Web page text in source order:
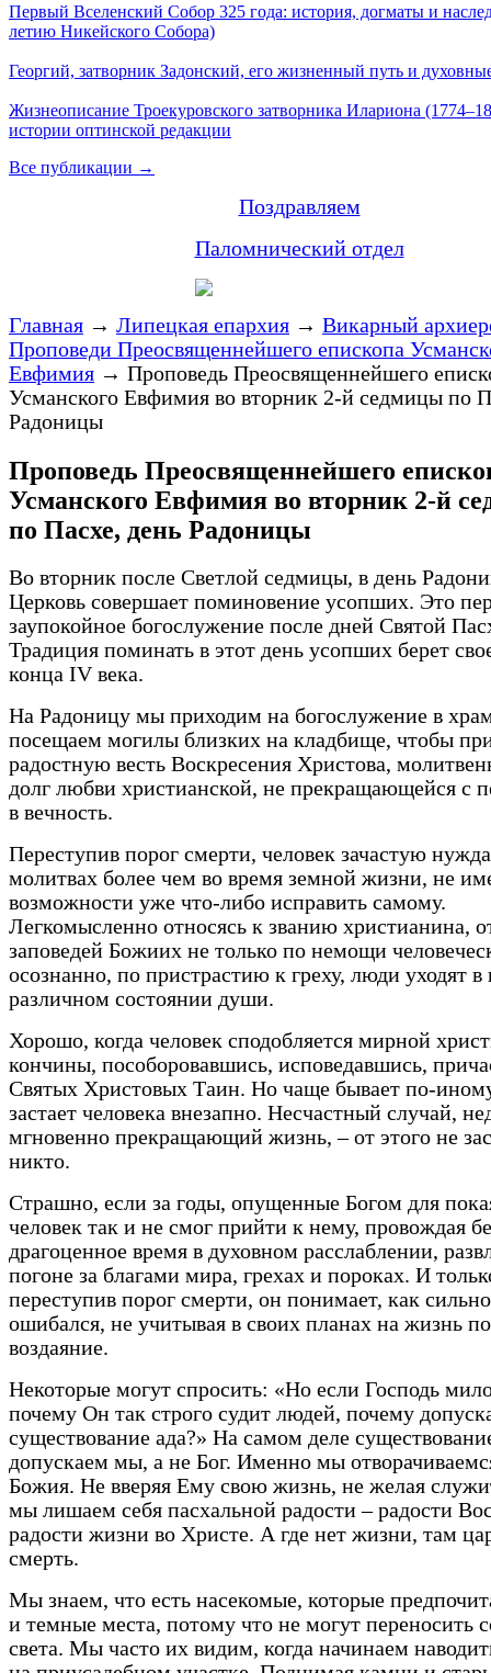
Первый Вселенский Собор 325 года: история, догматы и
летию Никейского Собора)
Георгий, затворник Задонский, его жизненный путь и
Жизнеописание Троекуровского затворника Илариона
истории оптинской редакции
Все публикации →
Поздравляем
Паломнический отдел
Главная → Липецкая епархия → Викарный
Проповеди Преосвященнейшего епископа
Евфимия → Проповедь Преосвященнейшего
Усманского Евфимия во вторник 2-й седмицы по
Радоницы
Проповедь Преосвященнейшего
Усманского Евфимия во вторник 2-й
по Пасхе, день Радоницы
Во вторник после Светлой седмицы, в день
Церковь совершает поминовение усопших. Это
заупокойное богослужение после дней Святой
Традиция поминать в этот день усопших берет
конца IV века.
На Радоницу мы приходим на богослужение в
посещаем могилы близких на кладбище, чтобы
радостную весть Воскресения Христова,
долг любви христианской, не прекращающейся с
в вечность.
Переступив порог смерти, человек зачастую
молитвах более чем во время земной жизни, не
возможности уже что-либо исправить самому.
Легкомысленно относясь к званию христианина,
заповедей Божиих не только по немощи
осознанно, по пристрастию к греху, люди уходят в
различном состоянии души.
Хорошо, когда человек сподобляется мирной
кончины, пособоровавшись, исповедавшись,
Святых Христовых Таин. Но чаще бывает по-
застает человека внезапно. Несчастный случай,
мгновенно прекращающий жизнь, – от этого не
никто.
Страшно, если за годы, опущенные Богом для
человек так и не смог прийти к нему, провождая
драгоценное время в духовном расслаблении,
погоне за благами мира, грехах и пороках. И
переступив порог смерти, он понимает, как
ошибался, не учитывая в своих планах на жизнь
воздаяние.
Некоторые могут спросить: «Но если Господь
почему Он так строго судит людей, почему
существование ада?» На самом деле
допускаем мы, а не Бог. Именно мы
Божия. Не вверяя Ему свою жизнь, не желая
мы лишаем себя пасхальной радости – радости
радости жизни во Христе. А где нет жизни, там
смерть.
Мы знаем, что есть насекомые, которые
и темные места, потому что не могут переносить
света. Мы часто их видим, когда начинаем